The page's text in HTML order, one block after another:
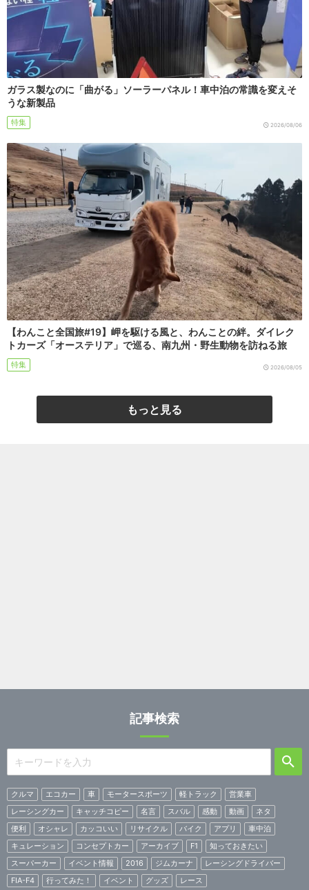
ガラス製なのに「曲がる」ソーラーパネル！車中泊の常識を変えそ
うな新製品
特集 2026/08/06
【わんこと全国旅#19】岬を駆ける風と、わんことの絆。ダイレク
トカーズ「オーステリア」で巡る、南九州・野生動物を訪ねる旅
特集 2026/08/05
もっと見る
記事検索
クルマ エコカー 車 モータースポーツ 軽トラック
営業車
レーシングカー
キャッチコピー 名言 スバル 感動 動画
ネタ
便利
オシャレ カッコいい リサイクル バイク アプリ
車中泊
キュレーション
コンセプトカー アーカイブ F1
知っておきたい
スーパーカー
イベント情報 2016 ジムカーナ
レーシングドライバー
FIA-F4
行ってみた！ イベント グッズ レース